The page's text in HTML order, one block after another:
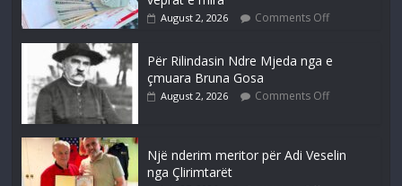
August 2, 2026 Comments Off
Për Rilindasin Ndre Mjeda nga e
çmuara Bruna Gosa
August 2, 2026 Comments Off
Një nderim meritor për Adi Veselin
nga Çlirimtarët